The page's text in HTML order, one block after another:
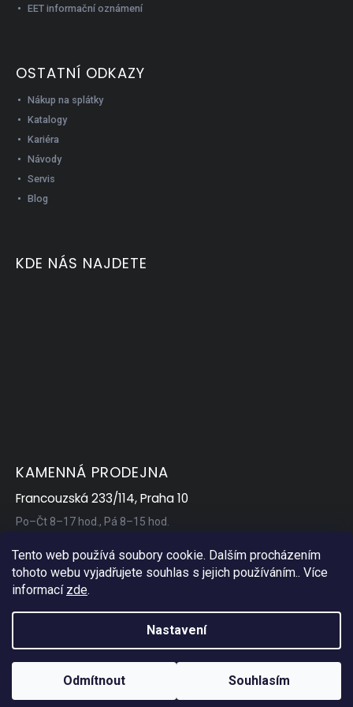
Tento web používá soubory cookie. Dalším procházením
tohoto webu vyjadřujete souhlas s jejich používáním.. Více
informací zde.
Nastavení
Odmítnout Souhlasím
EET informační oznámení
OSTATNÍ ODKAZY
Nákup na splátky
Katalogy
Kariéra
Návody
Servis
Blog
KDE NÁS NAJDETE
KAMENNÁ PRODEJNA
Francouzská 233/114, Praha 10
Po–Čt 8–17 hod., Pá 8–15 hod.
Vytvořil Shoptet
Copyright 2026AP Servis. Všechna práva vyhrazena.